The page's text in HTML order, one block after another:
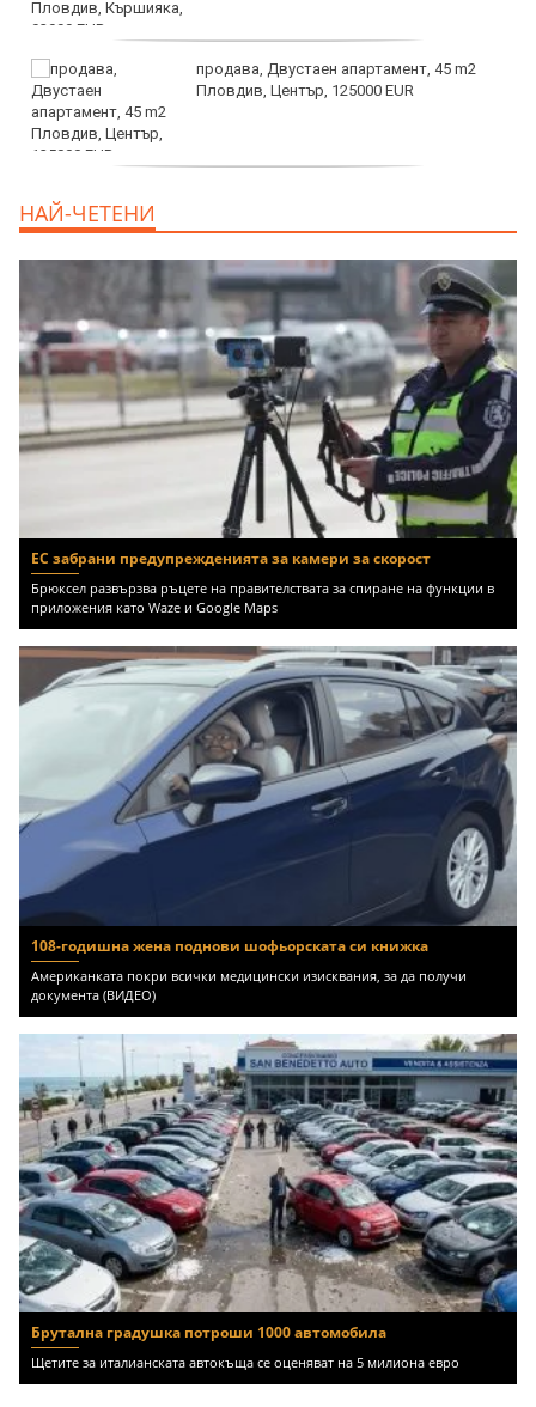
продава, Двустаен апартамент, 45 m2
Пловдив, Център, 125000 EUR
НАЙ-ЧЕТЕНИ
ЕС забрани предупрежденията за камери за скорост
Брюксел развързва ръцете на правителствата за спиране на функции в
приложения като Waze и Google Maps
108-годишна жена поднови шофьорската си книжка
Американката покри всички медицински изисквания, за да получи
документа (ВИДЕО)
Брутална градушка потроши 1000 автомобила
Щетите за италианската автокъща се оценяват на 5 милиона евро